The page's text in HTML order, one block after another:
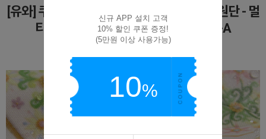
[유와] 쿠니카 플라워 타일 쿠키 라미네이팅원단 - 멀
티 (1/4yd) (D02)QKNEF664028-21-A
신규 APP 설치 고객
10% 할인 쿠폰 증정!
(5만원 이상 사용가능)
10%